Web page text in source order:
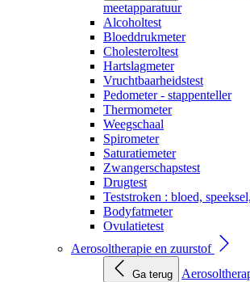
meetapparatuur
Alcoholtest
Bloeddrukmeter
Cholesteroltest
Hartslagmeter
Vruchtbaarheidstest
Pedometer - stappenteller
Thermometer
Weegschaal
Spirometer
Saturatiemeter
Zwangerschapstest
Drugtest
Teststroken : bloed,
Bodyfatmeter
Ovulatietest
Aerosoltherapie en zuurstof
Ga terug